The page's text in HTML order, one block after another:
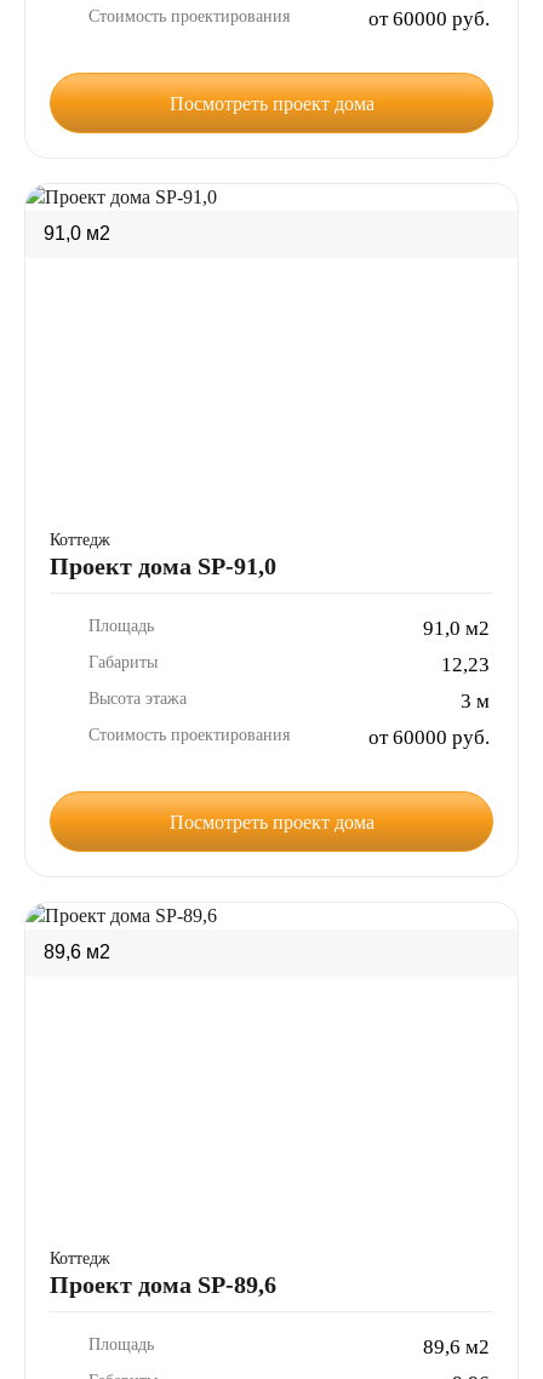
Стоимость проектирования от 60000 руб.
Посмотреть проект дома
91,0 м2
Коттедж
Проект дома SP-91,0
Площадь 91,0 м2
Габариты 12,23
Высота этажа 3 м
Стоимость проектирования от 60000 руб.
Посмотреть проект дома
89,6 м2
Коттедж
Проект дома SP-89,6
Площадь 89,6 м2